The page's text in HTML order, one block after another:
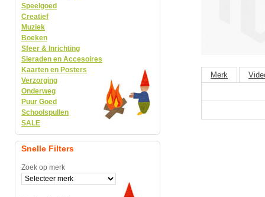
Merk
Speelgoed
Creatief
Muziek
Boeken
Sfeer & Inrichting
Sieraden en Accesoires
Kaarten en Posters
Verzorging
Onderweg
Puur Goed
Schoolspullen
SALE
Snelle Filters
Zoek op merk